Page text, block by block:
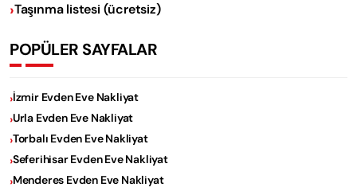
Taşınma listesi (ücretsiz)
POPÜLER SAYFALAR
İzmir Evden Eve Nakliyat
Urla Evden Eve Nakliyat
Torbalı Evden Eve Nakliyat
Seferihisar Evden Eve Nakliyat
Menderes Evden Eve Nakliyat